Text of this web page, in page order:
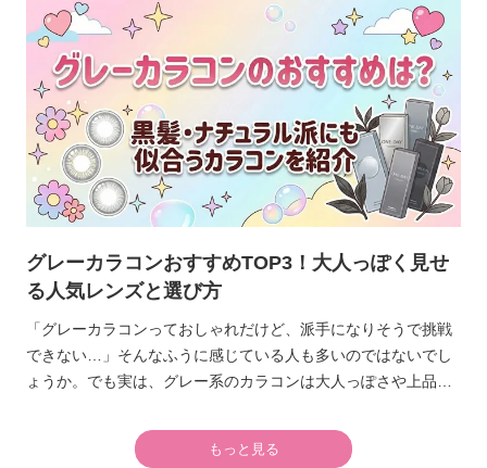
すいものが増えています。
グレーカラコンおすすめTOP3！大人っぽく見せ
る人気レンズと選び方
「グレーカラコンっておしゃれだけど、派手になりそうで挑戦
できない…」そんなふうに感じている人も多いのではないでし
ょうか。でも実は、グレー系のカラコンは大人っぽさや上品さ
ィスや学校でも浮かず、こなれた印象に見せられます。
もっと見る